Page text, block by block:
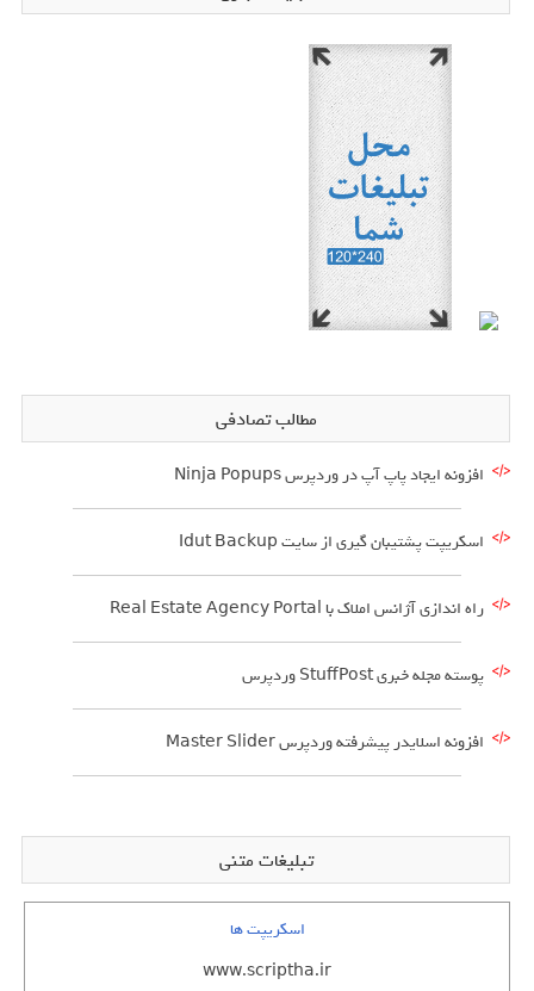
مطالب تصادفی
افزونه ایجاد پاپ آپ در وردپرس Ninja Popups
اسکریپت پشتیبان گیری از سایت Idut Backup
راه اندازی آژانس املاک با Real Estate Agency Portal
پوسته مجله خبری StuffPost وردپرس
افزونه اسلایدر پیشرفته وردپرس Master Slider
تبلیغات متنی
اسکریپت ها
www.scriptha.ir